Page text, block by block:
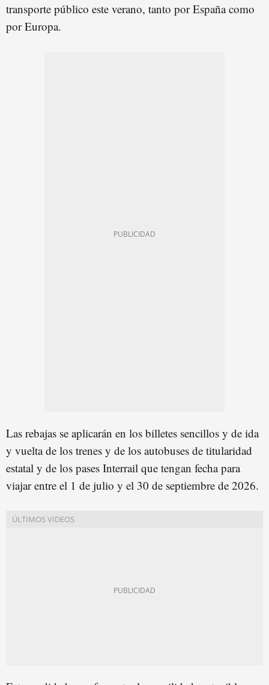
transporte público este verano, tanto por España como
por Europa.
Las rebajas se aplicarán en los billetes sencillos y de ida
y vuelta de los trenes y de los autobuses de titularidad
estatal y de los pases Interrail que tengan fecha para
viajar entre el 1 de julio y el 30 de septiembre de 2026.